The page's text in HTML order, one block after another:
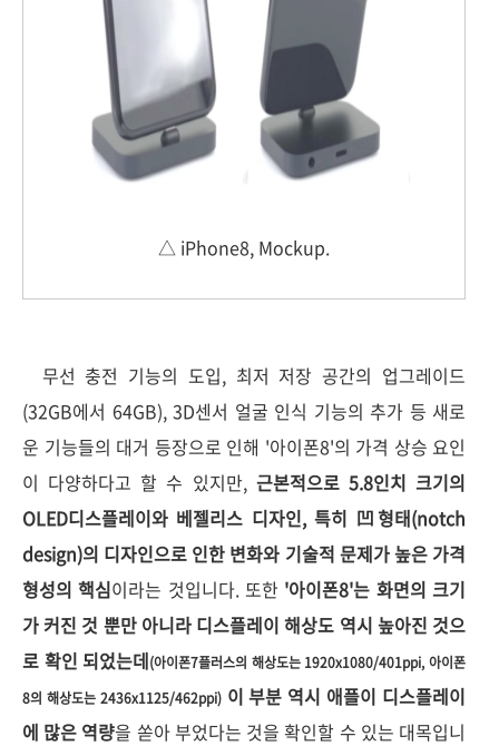
△ iPhone8, Mockup.
무선 충전 기능의 도입, 최저 저장 공간의 업그레이드
(32GB에서 64GB), 3D센서 얼굴 인식 기능의 추가 등 새로
운 기능들의 대거 등장으로 인해 '아이폰8'의 가격 상승 요인
이 다양하다고 할 수 있지만, 근본적으로 5.8인치 크기의
OLED디스플레이와 베젤리스 디자인, 특히 凹형태(notch
design)의 디자인으로 인한 변화와 기술적 문제가 높은 가격
형성의 핵심이라는 것입니다. 또한 '아이폰8'는 화면의 크기
가 커진 것 뿐만 아니라 디스플레이 해상도 역시 높아진 것으
로 확인 되었는데(아이폰7플러스의 해상도는 1920x1080/401ppi, 아이폰
8의 해상도는 2436x1125/462ppi)이 부분 역시 애플이 디스플레이
에 많은 역량을 쏟아 부었다는 것을 확인할 수 있는 대목입니